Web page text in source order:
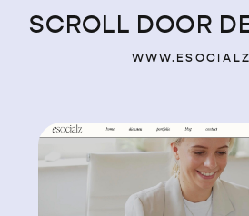
SCROLL DOOR